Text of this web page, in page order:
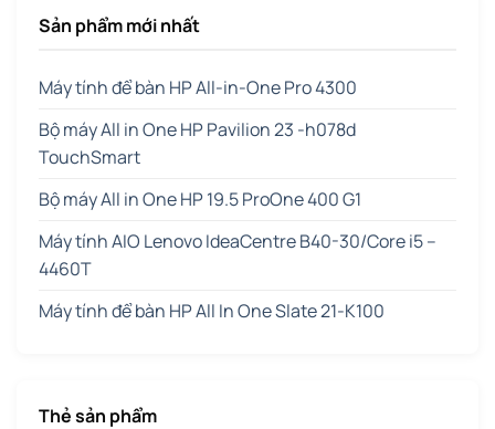
Sản phẩm mới nhất
Máy tính để bàn HP All-in-One Pro 4300
Bộ máy All in One HP Pavilion 23 -h078d
TouchSmart
Bộ máy All in One HP 19.5 ProOne 400 G1
Máy tính AIO Lenovo IdeaCentre B40-30/Core i5 –
4460T
Máy tính để bàn HP All In One Slate 21-K100
Thẻ sản phẩm